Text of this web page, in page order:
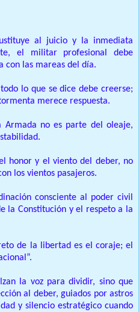
al juicio y la inmediata
el militar profesional debe
con las mareas del día.
lo que se dice debe creerse;
merece respuesta.
Armada no es parte del oleaje,
honor y el viento del deber, no
los vientos pasajeros.
consciente al poder civil
la Constitución y el respeto a la
de la libertad es el coraje; el
la voz para dividir, sino que
al deber, guiados por astros
y silencio estratégico cuando